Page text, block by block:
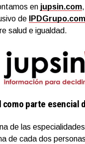
en jupsin.com
de
IPDGrupo.com
salud e igualdad.
como parte esencial
de las
de cada dos